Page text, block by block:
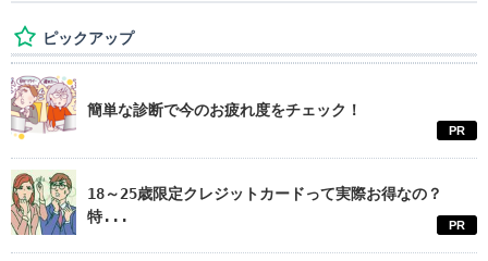
ピックアップ
簡単な診断で今のお疲れ度をチェック！
PR
18～25歳限定クレジットカードって実際お得なの？
特...
PR